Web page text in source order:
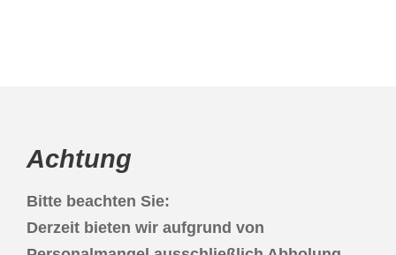
Achtung
Bitte beachten Sie:
Derzeit bieten wir aufgrund von